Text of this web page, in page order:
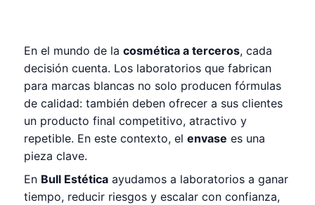
En el mundo de la cosmética a terceros, cada
decisión cuenta. Los laboratorios que fabrican
para marcas blancas no solo producen fórmulas
de calidad: también deben ofrecer a sus clientes
un producto final competitivo, atractivo y
repetible. En este contexto, el envase es una
pieza clave.
En Bull Estética ayudamos a laboratorios a ganar
tiempo, reducir riesgos y escalar con confianza,